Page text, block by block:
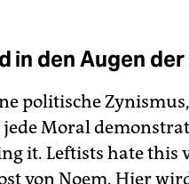
in den Augen
politische
Moral
it. Leftists hate this
von Noem. Hier